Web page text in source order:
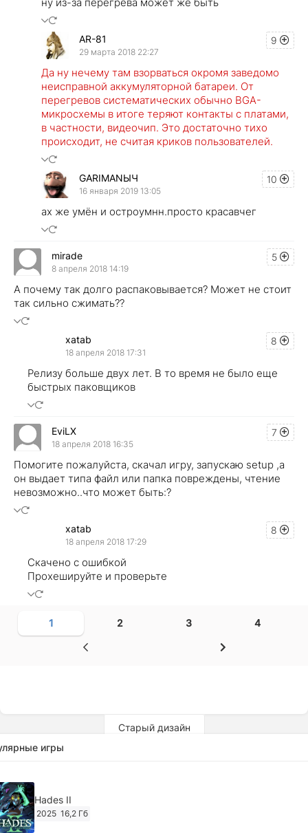
9
AR-81
29 марта 2018 22:27
Да ну нечему там взорваться окромя заведомо
неисправной аккумуляторной батареи. От
перегревов систематических обычно BGA-
микросхемы в итоге теряют контакты с платами,
в частности, видеочип. Это достаточно тихо
происходит, не считая криков пользователей.
10
GARIMANЫЧ
16 января 2019 13:05
ах же умён и остроумнн.просто красавчег
5
mirade
8 апреля 2018 14:19
А почему так долго распаковывается? Может не стоит
так сильно сжимать??
8
xatab
18 апреля 2018 17:31
Релизу больше двух лет. В то время не было еще
быстрых паковщиков
7
EviLX
18 апреля 2018 16:35
Помогите пожалуйста, скачал игру, запускаю setup ,а
он выдает типа файл или папка повреждены, чтение
невозможно..что может быть:?
8
xatab
18 апреля 2018 17:29
Скачено с ошибкой
Прохешируйте и проверьте
1 2 3 4
Старый дизайн
игры
Hades II
2025 16,2 Гб